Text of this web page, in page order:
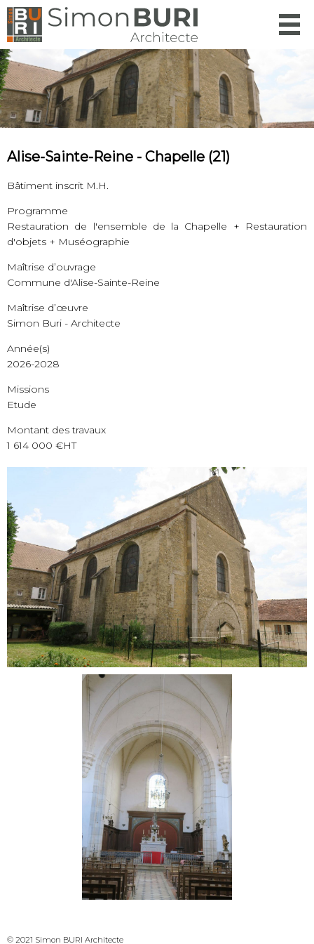
Alise-Sainte-Reine - Chapelle (21)
Bâtiment inscrit M.H.
Programme
Restauration de l'ensemble de la Chapelle + Restauration
d'objets + Muséographie
Maîtrise d’ouvrage
Commune d'Alise-Sainte-Reine
Maîtrise d’œuvre
Simon Buri - Architecte
Année(s)
2026-2028
Missions
Etude
Montant des travaux
1 614 000 €HT
© 2021 Simon BURI Architecte